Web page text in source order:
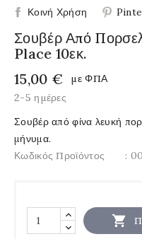
Κοινή Χρήση
Σουβέρ Από
Place 10εκ.
15,00 €
με ΦΠΑ
2-5 ημέρες
Σουβέρ από φίνα λευκή
μήνυμα.
Κωδικός Προϊόντος
:
